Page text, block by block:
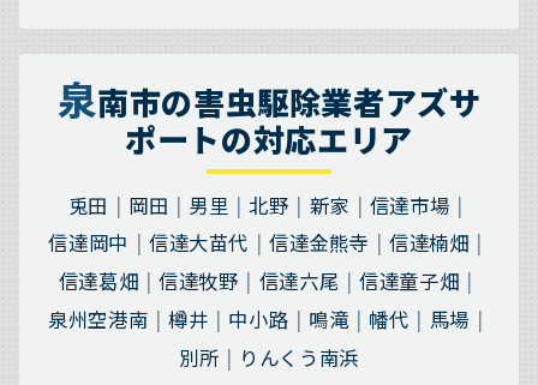
泉南市の害虫駆除業者アズサ
ポートの対応エリア
兎田 岡田 男里 北野 新家
信達市場
信達岡中
信達大苗代 信達金熊寺
信達楠畑
信達葛畑
信達牧野 信達六尾
信達童子畑
泉州空港南
樽井 中小路 鳴滝 幡代
馬場
別所
りんくう南浜